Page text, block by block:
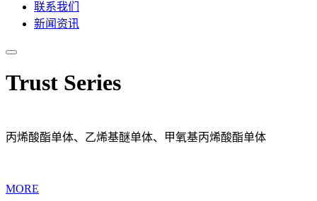
联系我们
新闻资讯
Trust Series
丙烯酸酯单体、乙烯基醚单体、甲氧基丙烯酸酯单体
MORE